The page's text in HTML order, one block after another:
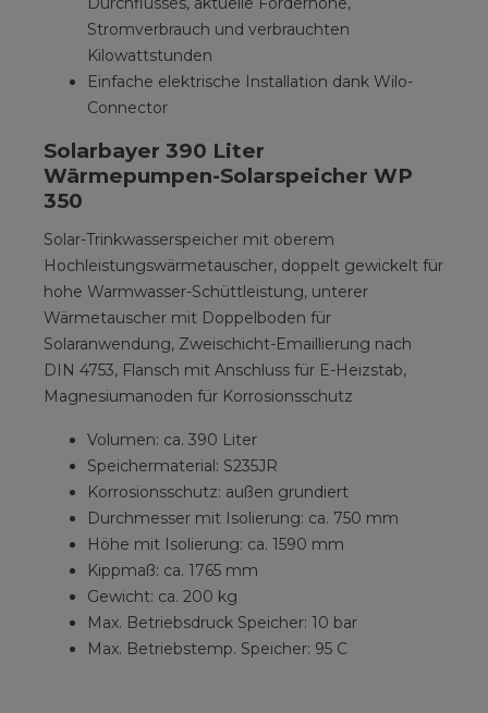
Stromverbrauch und verbrauchten
Kilowattstunden
Einfache elektrische Installation dank Wilo-
Connector
Solarbayer 390 Liter
Wärmepumpen-Solarspeicher WP
350
Solar-Trinkwasserspeicher mit oberem
Hochleistungswärmetauscher, doppelt gewickelt für
hohe Warmwasser-Schüttleistung, unterer
Wärmetauscher mit Doppelboden für
Solaranwendung, Zweischicht-Emaillierung nach
DIN 4753, Flansch mit Anschluss für E-Heizstab,
Magnesiumanoden für Korrosionsschutz
Volumen: ca. 390 Liter
Speichermaterial: S235JR
Korrosionsschutz: außen grundiert
Durchmesser mit Isolierung: ca. 750 mm
Höhe mit Isolierung: ca. 1590 mm
Kippmaß: ca. 1765 mm
Gewicht: ca. 200 kg
Max. Betriebsdruck Speicher: 10 bar
Max. Betriebstemp. Speicher: 95 C